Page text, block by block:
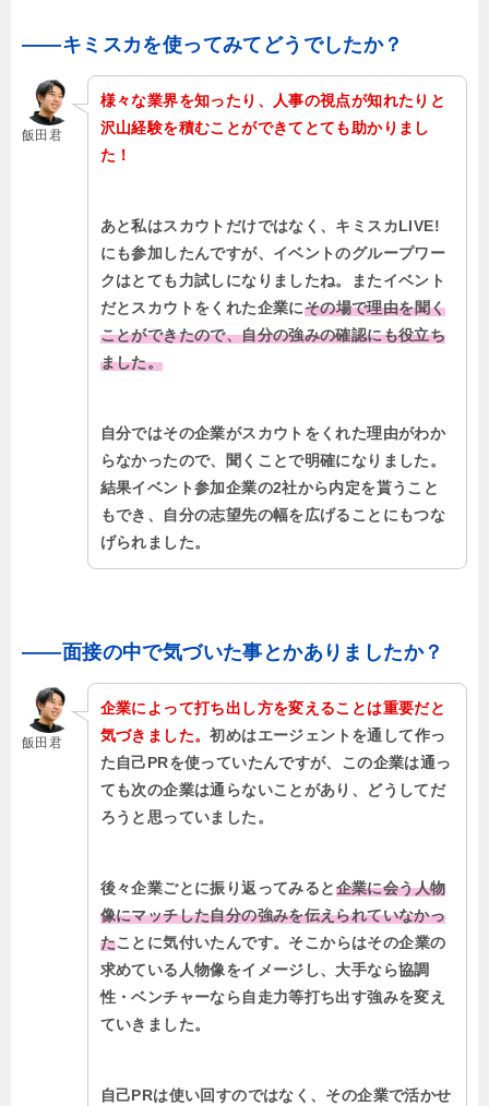
――キミスカを使ってみてどうでしたか？
飯田君
様々な業界を知ったり、人事の視点が知れたりと
沢山経験を積むことができてとても助かりまし
た！
あと私はスカウトだけではなく、キミスカLIVE!
にも参加したんですが、イベントのグループワー
クはとても力試しになりましたね。またイベント
だとスカウトをくれた企業にその場で理由を聞く
ことができたので、自分の強みの確認にも役立ち
ました。
自分ではその企業がスカウトをくれた理由がわか
らなかったので、聞くことで明確になりました。
結果イベント参加企業の2社から内定を貰うこと
もでき、自分の志望先の幅を広げることにもつな
げられました。
――面接の中で気づいた事とかありましたか？
飯田君
企業によって打ち出し方を変えることは重要だと
気づきました。初めはエージェントを通して作っ
た自己PRを使っていたんですが、この企業は通っ
ても次の企業は通らないことがあり、どうしてだ
ろうと思っていました。
後々企業ごとに振り返ってみると企業に会う人物
像にマッチした自分の強みを伝えられていなかっ
たことに気付いたんです。そこからはその企業の
求めている人物像をイメージし、大手なら協調
性・ベンチャーなら自走力等打ち出す強みを変え
ていきました。
自己PRは使い回すのではなく、その企業で活かせ